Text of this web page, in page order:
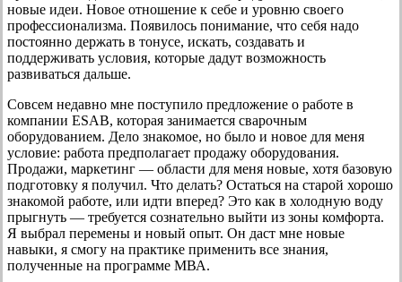
новые идеи. Новое отношение к себе и уровню своего
профессионализма. Появилось понимание, что себя надо
постоянно держать в тонусе, искать, создавать и
поддерживать условия, которые дадут возможность
развиваться дальше.
Совсем недавно мне поступило предложение о работе в
компании ESAB, которая занимается сварочным
оборудованием. Дело знакомое, но было и новое для меня
условие: работа предполагает продажу оборудования.
Продажи, маркетинг — области для меня новые, хотя базовую
подготовку я получил. Что делать? Остаться на старой хорошо
знакомой работе, или идти вперед? Это как в холодную воду
прыгнуть — требуется сознательно выйти из зоны комфорта.
Я выбрал перемены и новый опыт. Он даст мне новые
навыки, я смогу на практике применить все знания,
полученные на программе МВА.